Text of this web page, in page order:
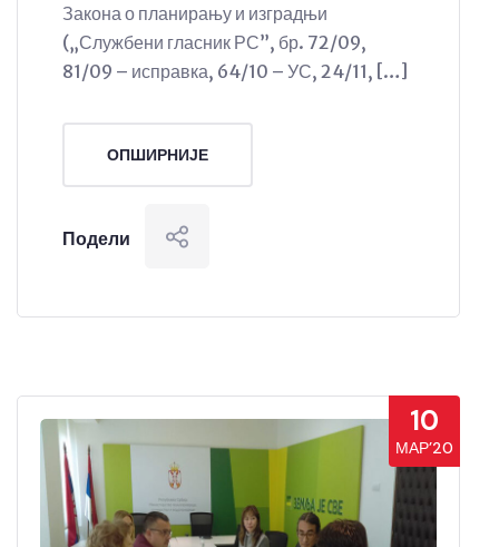
Закона о планирању и изградњи
(„Службени гласник РС”, бр. 72/09,
81/09 – исправка, 64/10 – УС, 24/11, […]
ОПШИРНИЈЕ
Подели
10
МАР’20